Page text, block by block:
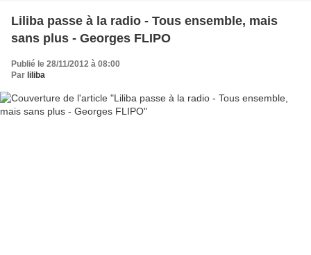
Liliba passe à la radio - Tous ensemble, mais
sans plus - Georges FLIPO
Publié le 28/11/2012 à 08:00
Par liliba